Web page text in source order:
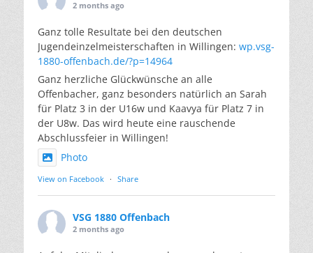
2 months ago
Ganz tolle Resultate bei den deutschen
Jugendeinzelmeisterschaften in Willingen: wp.vsg-
1880-offenbach.de/?p=14964
Ganz herzliche Glückwünsche an alle
Offenbacher, ganz besonders natürlich an Sarah
für Platz 3 in der U16w und Kaavya für Platz 7 in
der U8w. Das wird heute eine rauschende
Abschlussfeier in Willingen!
Photo
View on Facebook · Share
VSG 1880 Offenbach
2 months ago